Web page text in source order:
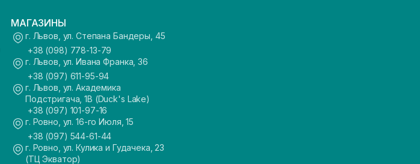
МАГАЗИНЫ
г. Львов, ул. Степана Бандеры, 45
+38 (098) 778-13-79
г. Львов, ул. Ивана Франка, 36
+38 (097) 611-95-94
г. Львов, ул. Академика
Подстригача, 1В (Duck's Lake)
+38 (097) 101-97-16
г. Ровно, ул. 16-го Июля, 15
+38 (097) 544-61-44
г. Ровно, ул. Кулика и Гудачека, 23
(ТЦ Экватор)